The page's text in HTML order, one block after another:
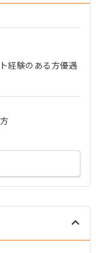
経験のある方優遇